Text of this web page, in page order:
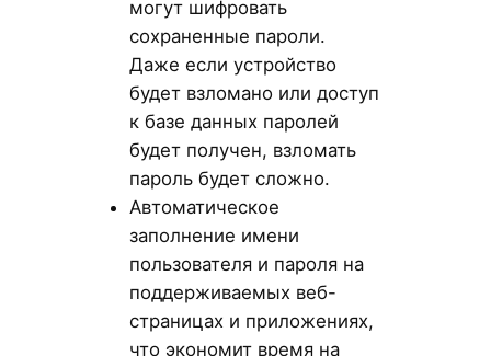
могут шифровать
сохраненные пароли.
Даже если устройство
будет взломано или доступ
к базе данных паролей
будет получен, взломать
пароль будет сложно.
Автоматическое
заполнение имени
пользователя и пароля на
поддерживаемых веб-
страницах и приложениях,
что экономит время на